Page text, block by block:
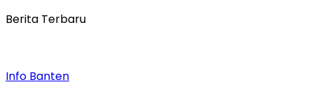
Berita Terbaru
Info Banten